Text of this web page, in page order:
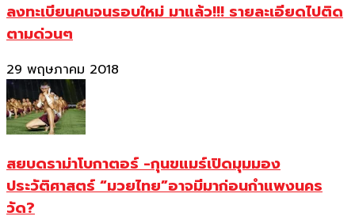
ลงทะเบียนคนจนรอบใหม่ มาแล้ว!!! รายละเอียดไปติด
ตามด่วนๆ
29 พฤษภาคม 2018
สยบดราม่าโบกาตอร์ -กุนขแมร์เปิดมุมมอง
ประวัติศาสตร์ “มวยไทย”อาจมีมาก่อนกำแพงนคร
วัด?